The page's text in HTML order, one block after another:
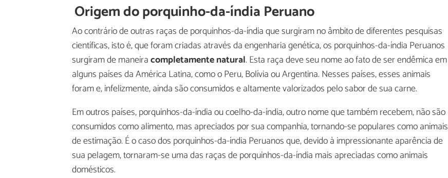
Origem do porquinho-da-índia Peruano
Ao contrário de outras raças de porquinhos-da-índia que surgiram no âmbito de diferentes pesquisas
científicas, isto é, que foram criadas através da engenharia genética, os porquinhos-da-índia Peruanos
surgiram de maneiracompletamente natural. Esta raça deve seu nome ao fato de ser endêmica em
alguns países da América Latina, como o Peru, Bolívia ou Argentina. Nesses países, esses animais
foram e, infelizmente, ainda são consumidos e altamente valorizados pelo sabor de sua carne.
Em outros países, porquinhos-da-índia ou coelho-da-índia, outro nome que também recebem, não são
consumidos como alimento, mas apreciados por sua companhia, tornando-se populares como animais
de estimação. É o caso dos porquinhos-da-índia Peruanos que, devido à impressionante aparência de
sua pelagem, tornaram-se uma das raças de porquinhos-da-índia mais apreciadas como animais
domésticos.